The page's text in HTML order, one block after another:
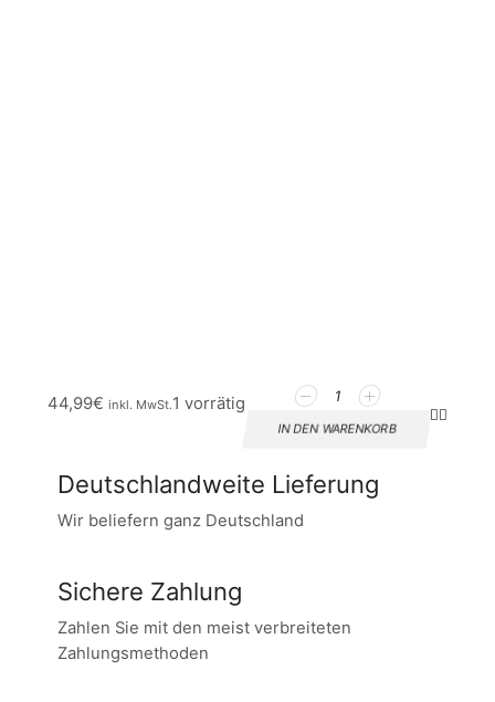
44,99€ inkl. MwSt.1 vorrätig
IN DEN WARENKORB
Deutschlandweite Lieferung
Wir beliefern ganz Deutschland
Sichere Zahlung
Zahlen Sie mit den meist verbreiteten
Zahlungsmethoden